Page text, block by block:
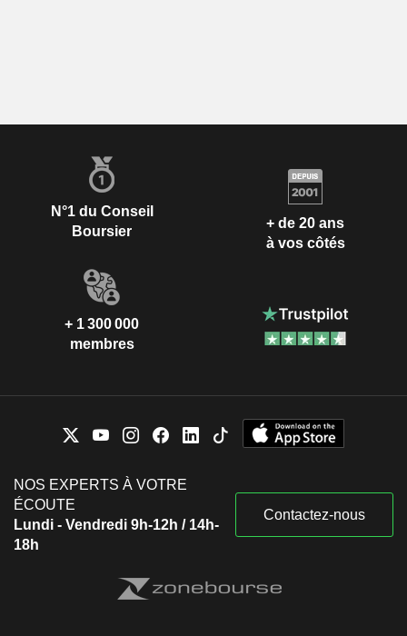
N°1 du Conseil
Boursier
+ de 20 ans
à vos côtés
+ 1 300 000
membres
NOS EXPERTS À VOTRE
ÉCOUTE
Lundi - Vendredi 9h-12h / 14h-
18h
Contactez-nous